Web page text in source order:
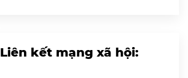
Liên kết mạng xã hội: